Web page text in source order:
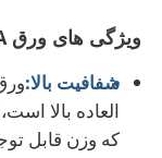
محصولات
درباره ما
ویژگی های ورق PMMA
شفافیت بالا:
العاده بالا
که وزن قابل